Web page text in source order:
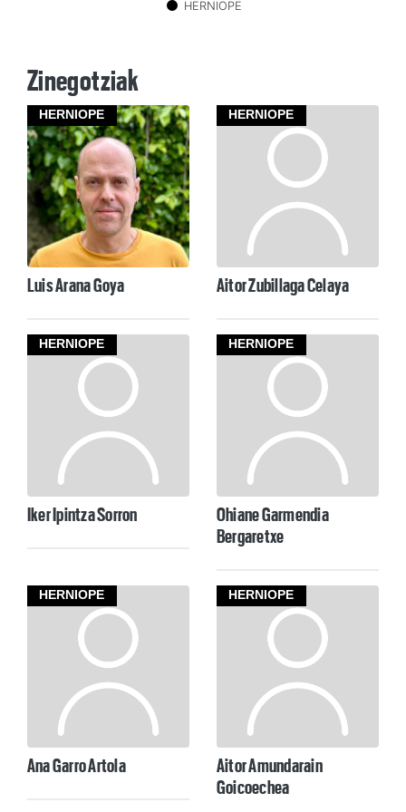
HERNIOPE
Zinegotziak
HERNIOPE
Luis Arana Goya
HERNIOPE
Aitor Zubillaga Celaya
HERNIOPE
Iker Ipintza Sorron
HERNIOPE
Ohiane Garmendia
Bergaretxe
HERNIOPE
Ana Garro Artola
HERNIOPE
Aitor Amundarain
Goicoechea